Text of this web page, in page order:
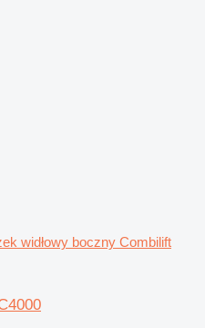
widłowy boczny Combilift